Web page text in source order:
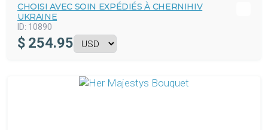
CHOISI AVEC SOIN EXPÉDIÉS À CHERNIHIV
UKRAINE
ID: 10890
$ 254.95